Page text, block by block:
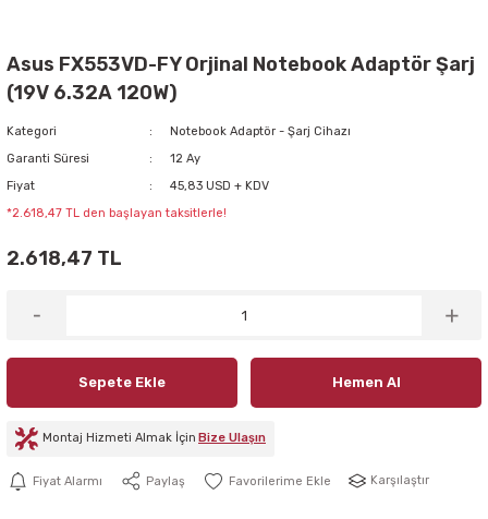
Asus FX553VD-FY Orjinal Notebook Adaptör Şarj
(19V 6.32A 120W)
Kategori
Notebook Adaptör - Şarj Cihazı
Garanti Süresi
12 Ay
Fiyat
45,83 USD + KDV
*2.618,47 TL den başlayan taksitlerle!
2.618,47 TL
Sepete Ekle Hemen Al
Montaj Hizmeti Almak İçin Bize Ulaşın
Fiyat Alarmı Paylaş Karşılaştır